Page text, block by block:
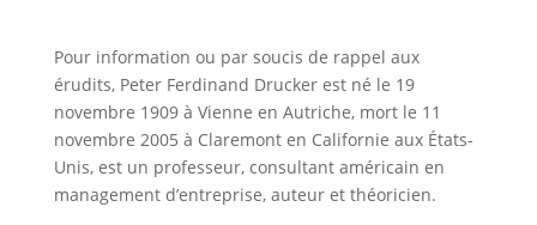
Pour information ou par soucis de rappel aux
érudits, Peter Ferdinand Drucker est né le 19
novembre 1909 à Vienne en Autriche, mort le 11
novembre 2005 à Claremont en Californie aux États-
Unis, est un professeur, consultant américain en
management d’entreprise, auteur et théoricien.